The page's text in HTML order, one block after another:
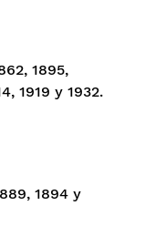
1895,
1919 y 1932.
1894 y